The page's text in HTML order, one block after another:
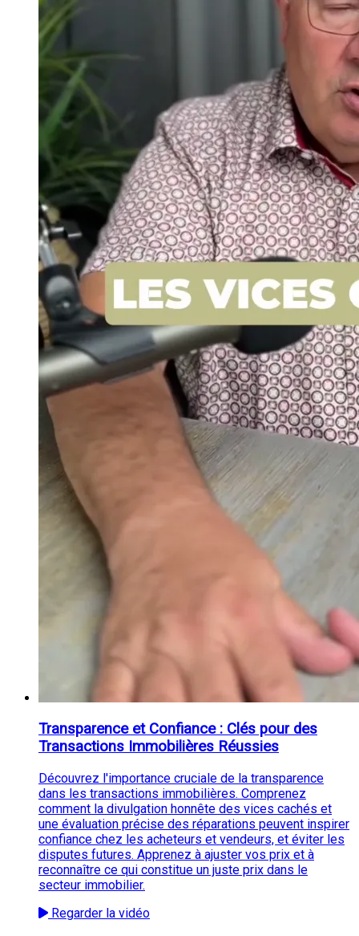
Transparence et Confiance : Clés pour des
Transactions Immobilières Réussies
Découvrez l'importance cruciale de la transparence
dans les transactions immobilières. Comprenez
comment la divulgation honnête des vices cachés et
une évaluation précise des réparations peuvent inspirer
confiance chez les acheteurs et vendeurs, et éviter les
disputes futures. Apprenez à ajuster vos prix et à
reconnaître ce qui constitue un juste prix dans le
secteur immobilier.
Regarder la vidéo